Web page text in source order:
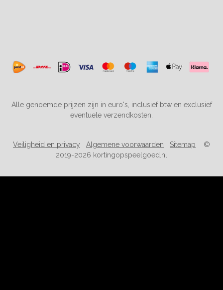
Alle genoemde prijzen zijn in euro's, inclusief btw en exclusief
eventuele verzendkosten.
Veiligheid en privacy Algemene voorwaarden Sitemap ©
2019-2026 kortingopspeelgoed.nl